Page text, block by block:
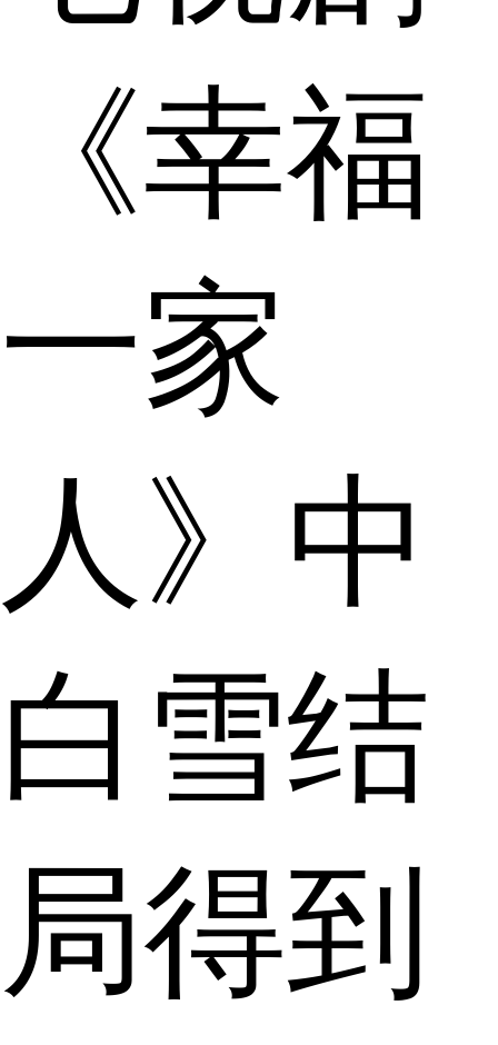
《幸福
一家
人》中
白雪结
局得到